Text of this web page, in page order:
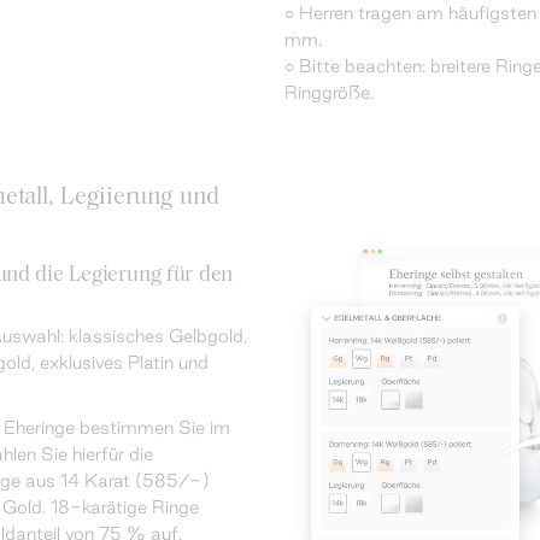
○ Herren tragen am
mm.
○ Bitte beachten: breitere
Ringgröße.
Legiierung und
die Legierung für den
klassisches Gelbgold,
exklusives Platin und
bestimmen Sie im
Sie hierfür die
aus 14 Karat (585/-)
18-karätige Ringe
von 75 % auf.